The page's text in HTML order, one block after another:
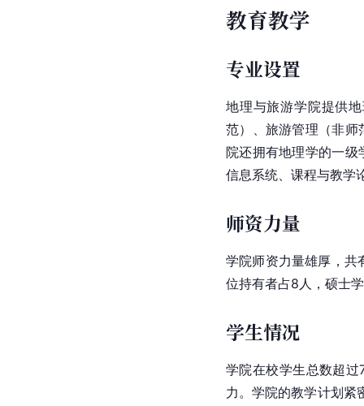
教育教学
专业设置
地理与旅游学院提供
范）、旅游管理（非师
院还拥有地理学的一级
信息系统、课程与教学
师资力量
学院师资力量雄厚，共
位持有者占8人，硕士
学生情况
学院在校学生总数超
力。学院的教学计划紧